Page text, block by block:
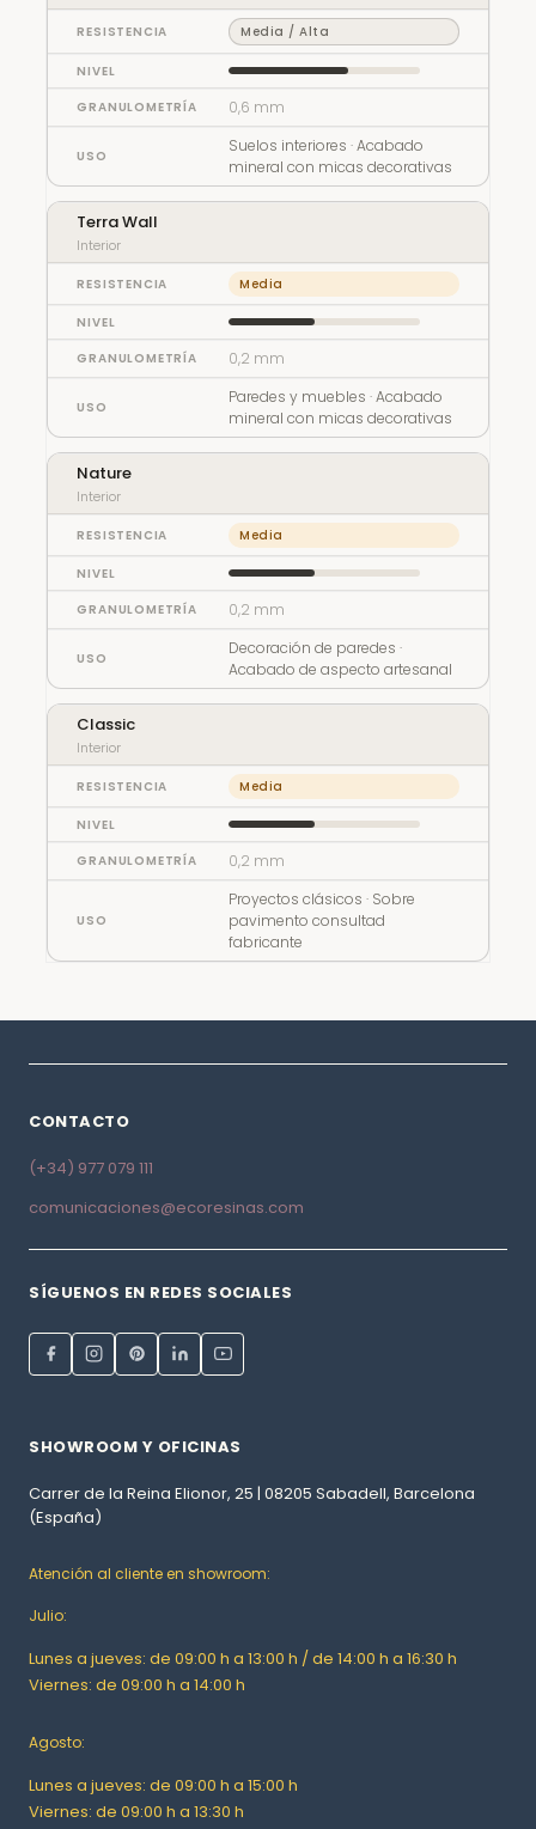
Media / Alta
0,6 mm
Suelos interiores · Acabado
mineral con micas decorativas
Terra Wall
Interior
Media
0,2 mm
Paredes y muebles · Acabado
mineral con micas decorativas
Nature
Interior
Media
0,2 mm
Decoración de paredes ·
Acabado de aspecto artesanal
Classic
Interior
Media
0,2 mm
Proyectos clásicos · Sobre
pavimento consultad
fabricante
CONTACTO
(+34) 977 079 111
comunicaciones@ecoresinas.com
SÍGUENOS EN REDES SOCIALES
SHOWROOM Y OFICINAS
Carrer de la Reina Elionor, 25 | 08205 Sabadell, Barcelona
(España)
Atención al cliente en showroom:
Julio:
Lunes a jueves: de 09:00 h a 13:00 h / de 14:00 h a 16:30 h
Viernes: de 09:00 h a 14:00 h
Agosto:
Lunes a jueves: de 09:00 h a 15:00 h
Viernes: de 09:00 h a 13:30 h